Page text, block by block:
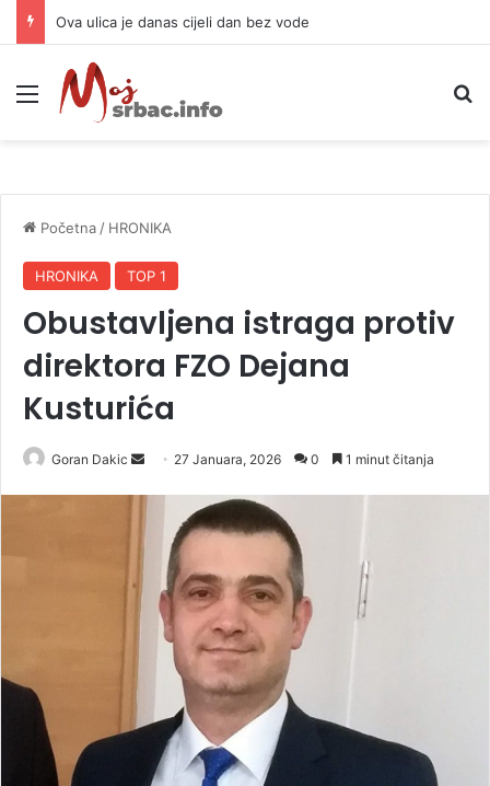
Meni
Početna / HRONIKA
HRONIKA TOP 1
Obustavljena istraga protiv
direktora FZO Dejana
Kusturića
Goran Dakic
d
l
27 Januara, 2026 0 1 minut čitanja